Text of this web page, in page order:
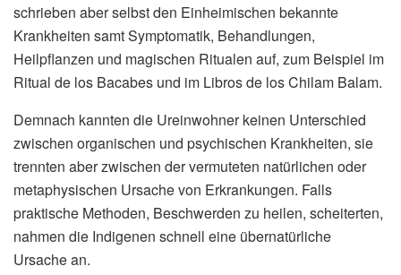
schrieben aber selbst den Einheimischen bekannte
Krankheiten samt Symptomatik, Behandlungen,
Heilpflanzen und magischen Ritualen auf, zum Beispiel im
Ritual de los Bacabes und im Libros de los Chilam Balam.
Demnach kannten die Ureinwohner keinen Unterschied
zwischen organischen und psychischen Krankheiten, sie
trennten aber zwischen der vermuteten natürlichen oder
metaphysischen Ursache von Erkrankungen. Falls
praktische Methoden, Beschwerden zu heilen, scheiterten,
nahmen die Indigenen schnell eine übernatürliche
Ursache an.